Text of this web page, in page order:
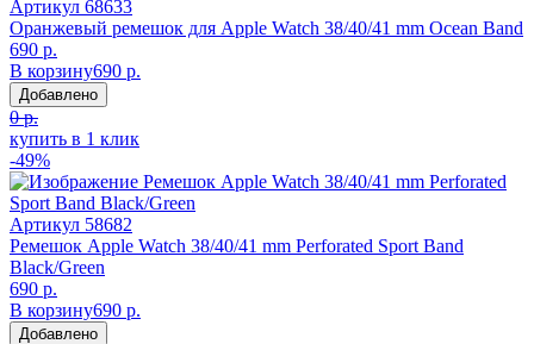
Артикул 68633
Оранжевый ремешок для Apple Watch 38/40/41 mm Ocean Band
690 р.
В корзину690 р.
Добавлено
0 р.
купить в 1 клик
-49%
Артикул 58682
Ремешок Apple Watch 38/40/41 mm Perforated Sport Band
Black/Green
690 р.
В корзину690 р.
Добавлено